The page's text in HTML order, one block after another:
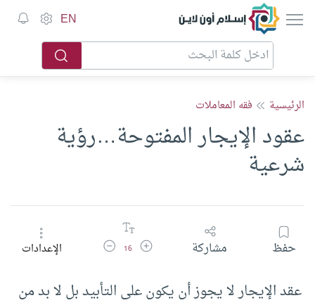
إسلام أون لاين EN
الرئيسية فقه المعاملات
عقود الإيجار المفتوحة…رؤية
شرعية
حفظ مشاركة زيادة حجم الخط
16 تقليل حجم الخطالإعدادات
عقد الإيجار لا يجوز أن يكون على التأبيد بل لا بد من